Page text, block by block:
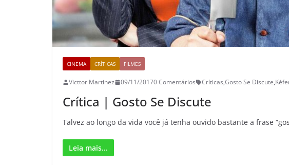
CINEMA CRÍTICAS FILMES
Victtor Martinez 09/11/20170 Comentários Críticas,Gosto Se Discute,
Crítica | Gosto Se Discute
Talvez ao longo da vida você já tenha ouvido bastante a frase
Leia mais...